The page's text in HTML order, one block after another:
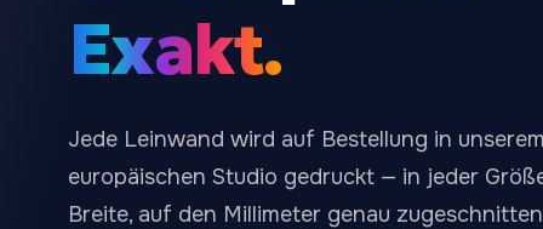
Vintage & Retro
Exakt.
Jede Leinwand wird auf Bestellung in
europäischen Studio gedruckt — in jeder
Breite, auf den Millimeter genau